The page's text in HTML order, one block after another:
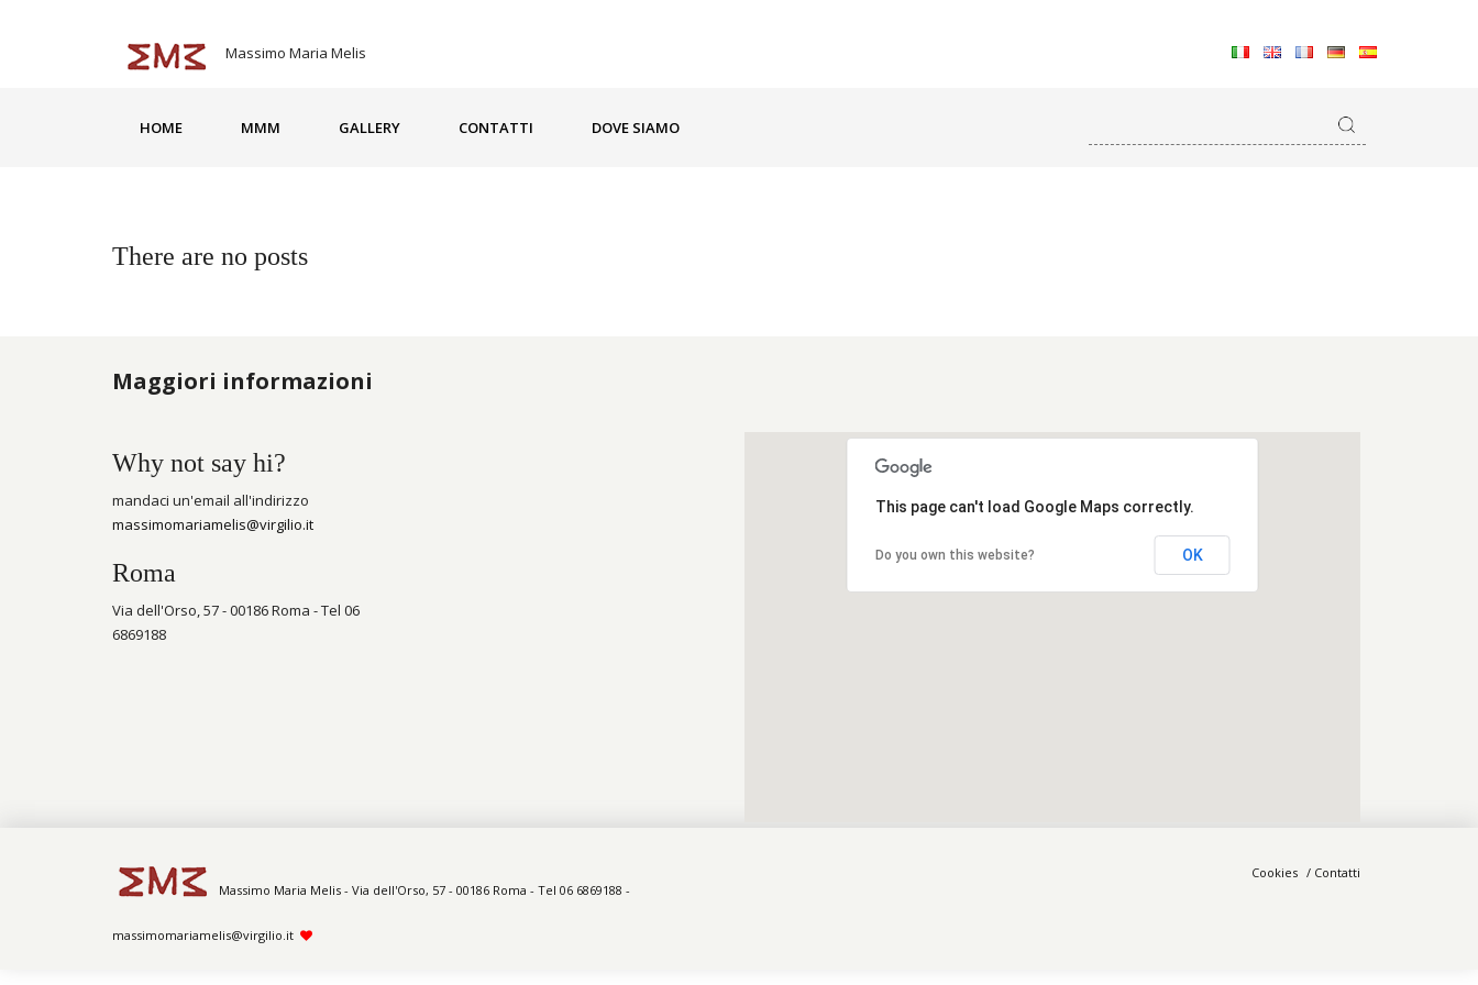
Massimo Maria Melis
HOME MMM GALLERY CONTATTI DOVE SIAMO
There are no posts
Maggiori informazioni
Why not say hi?
mandaci un'email all'indirizzo
massimomariamelis@virgilio.it
Roma
Via dell'Orso, 57 - 00186 Roma - Tel 06
6869188
This page can't load Google Maps correctly.
Do you own this website? OK
Massimo Maria Melis - Via dell'Orso, 57 - 00186 Roma - Tel 06 6869188 -
massimomariamelis@virgilio.it
Cookies Contatti